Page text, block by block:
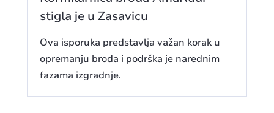
stigla je u Zasavicu
Ova isporuka predstavlja važan korak u
opremanju broda i podrška je narednim
fazama izgradnje.